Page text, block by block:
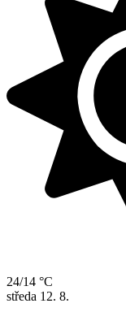
24/14 °C
středa 12. 8.